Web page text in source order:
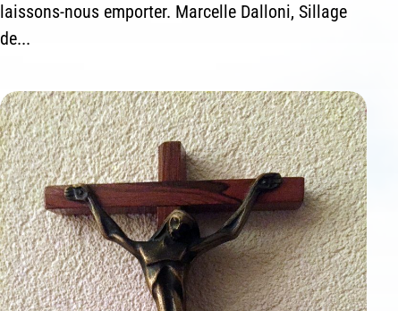
laissons-nous emporter. Marcelle Dalloni, Sillage
de...